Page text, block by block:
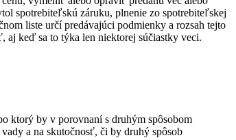
spotrebiteľskú záruku, plnenie zo spotrebiteľskej
liste určí predávajúci podmienky a rozsah tejto
aj keď sa to týka len niektorej súčiastky veci.
ktorý by v porovnaní s druhým spôsobom
a na skutočnosť, či by druhý spôsob